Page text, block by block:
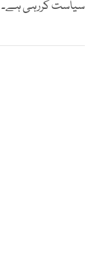
سیاست کررہی ہے۔